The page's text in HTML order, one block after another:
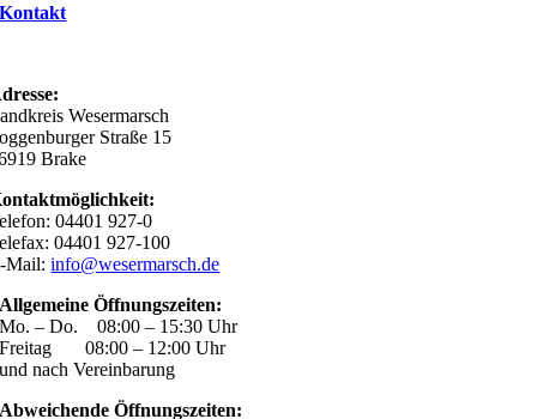
Kontakt
Wesermarsch
Straße 15
Brake
04401 927-0
04401 927-100
Mail:info@wesermarsch.de
Allgemeine Öffnungszeiten:
Mo. – Do. 08:00 – 15:30 Uhr
Freitag 08:00 – 12:00 Uhr
und nach Vereinbarung
Abweichende Öffnungszeiten: